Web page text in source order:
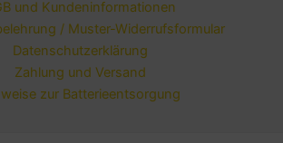
und Kundeninformationen
/ Muster-Widerrufsformular
Datenschutzerklärung
Zahlung und Versand
zur Batterieentsorgung